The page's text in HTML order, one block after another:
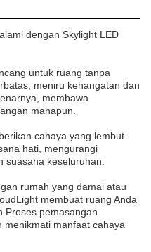
dengan Skylight LED
untuk ruang tanpa
meniru kehangatan dan
membawa
manapun.
cahaya yang lembut
hati, mengurangi
suasana keseluruhan.
rumah yang damai atau
membuat ruang Anda
pemasangan
menikmati manfaat cahaya